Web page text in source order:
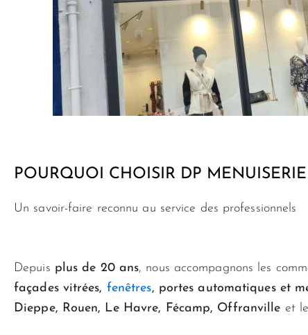
POURQUOI CHOISIR DP
Un savoir-faire reconnu au service des professionnels
Depuis plus de 20 ans, nous accompagnons les
façades vitrées, fenêtres, portes automatiques et
Dieppe, Rouen, Le Havre, Fécamp, Offranville et